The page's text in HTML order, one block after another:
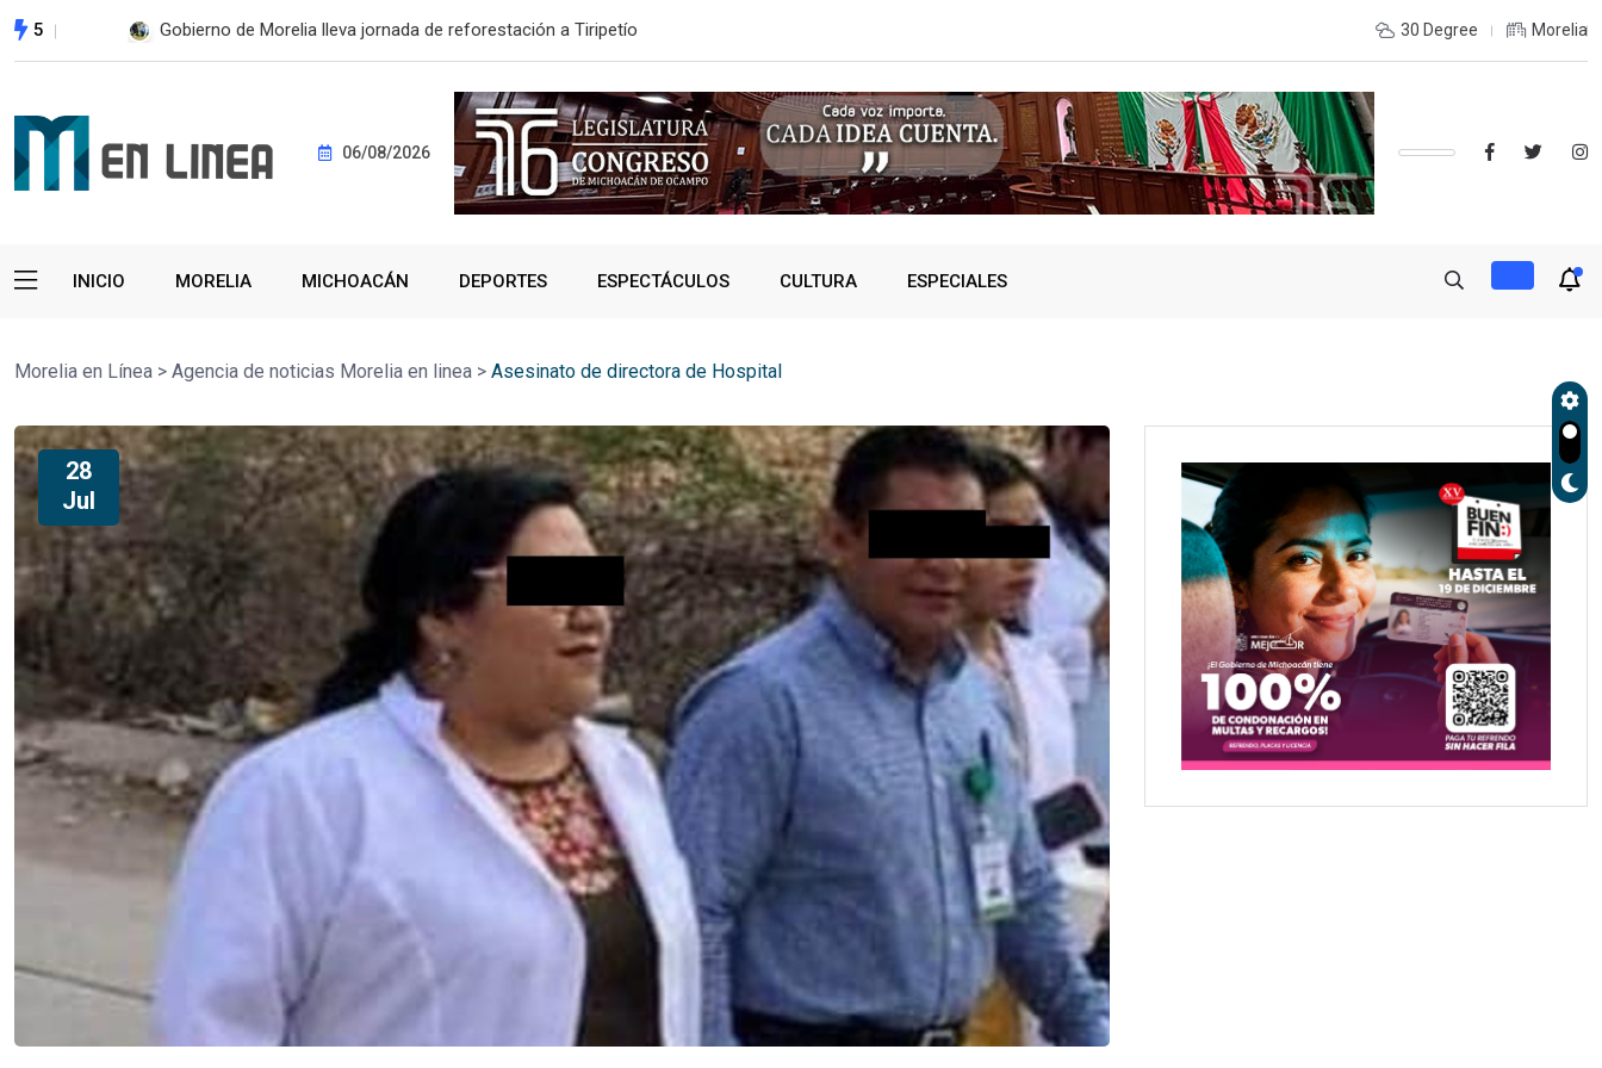
5 Gobierno de Morelia lleva jornada de reforestación a Tiripetío ESTE MIÉRCOLES, UMSNH LANZA TERCERA CONVOCATORIA DE NUEVO
30 Degree Morelia
06/08/2026
INICIO MORELIA MICHOACÁN DEPORTES ESPECTÁCULOS CULTURA ESPECIALES
Morelia en Línea > Agencia de noticias Morelia en linea > Asesinato de directora de Hospital
28
Jul